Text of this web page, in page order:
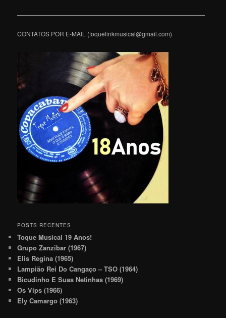
———————————————————————————————
CONTATOS POR E-MAIL (toquelinkmusical@gmail.com)
POSTS RECENTES
Toque Musical 19 Anos!
Grupo Zanzibar (1967)
Elis Regina (1965)
Lampião Rei Do Cangaço – TSO (1964)
Bicudinho E Suas Netinhas (1969)
Os Vips (1966)
Ely Camargo (1963)